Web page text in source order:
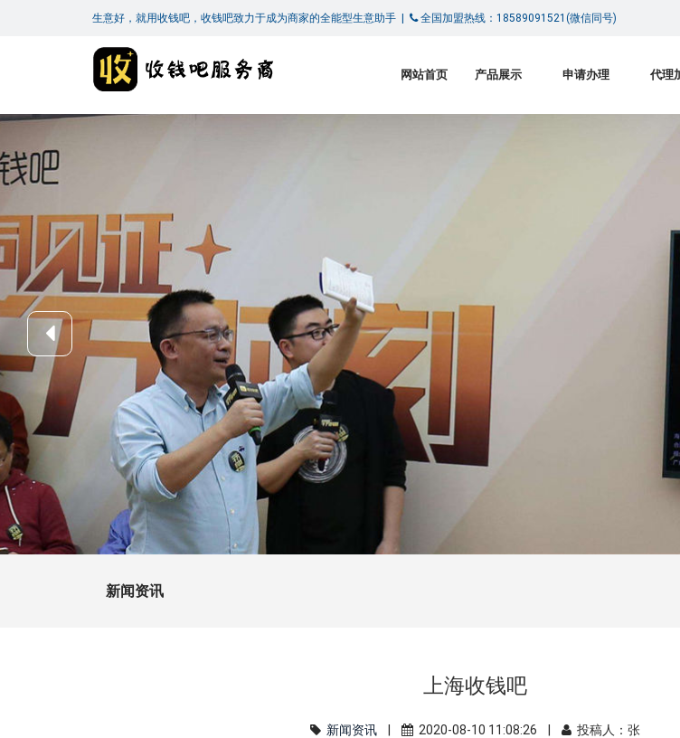
生意好，就用收钱吧，收钱吧致力于成为商家的全能型生意助手 | 全国加盟热线：18589091521(微信同号)
网站首页 产品展示 申请办理 代理
新闻资讯
上海收钱吧
新闻资讯 | 2020-08-10 11:08:26 | 投稿人：张